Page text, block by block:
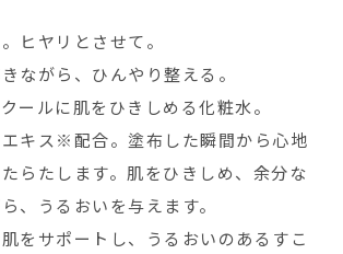
ヒヤリとさせて。
ながら、ひんやり整える。
ールに肌をひきしめる化粧水。
エキス※配合。塗布した瞬間から心地
らたします。肌をひきしめ、余分な
、うるおいを与えます。
をサポートし、うるおいのあるすこ